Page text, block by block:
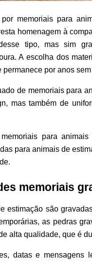
memoriais para
homenagem à
tipo, mas sim
A escolha dos
por anos
de memoriais para
mas também de
para
para animais de
memoriais
estimação são
as pedras
alta qualidade, que é
datas e mensagens